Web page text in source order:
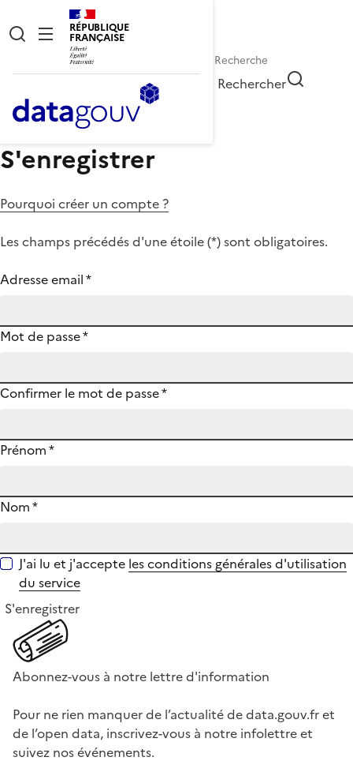
RÉPUBLIQUE
FRANÇAISE
Rechercher
S'enregistrer
Pourquoi créer un compte ?
Les champs précédés d'une étoile (*) sont obligatoires.
Adresse email*
Mot de passe*
Confirmer le mot de passe*
Prénom*
Nom*
J'ai lu et j'accepte les conditions générales d'utilisation
du service
S'enregistrer
Abonnez-vous à notre lettre d'information
Pour ne rien manquer de l’actualité de data.gouv.fr et
de l’open data, inscrivez-vous à notre infolettre et
suivez nos événements.